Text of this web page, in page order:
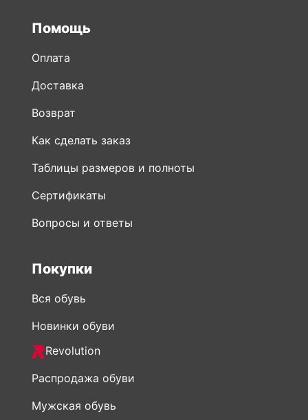
Помощь
Оплата
Доставка
Возврат
Как сделать заказ
Таблицы размеров и полноты
Сертификаты
Вопросы и ответы
Покупки
Вся обувь
Новинки обуви
Revolution
Распродажа обуви
Мужская обувь